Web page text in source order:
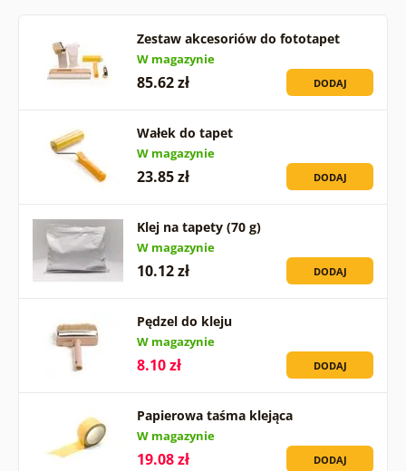
Zestaw akcesoriów do fototapet
W magazynie
85.62 zł DODAJ
Wałek do tapet
W magazynie
23.85 zł DODAJ
Klej na tapety (70 g)
W magazynie
10.12 zł DODAJ
Pędzel do kleju
W magazynie
8.10 zł DODAJ
Papierowa taśma klejąca
W magazynie
19.08 zł DODAJ